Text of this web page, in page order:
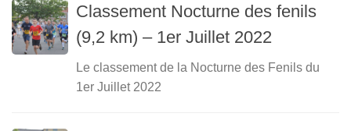
Classement Nocturne des fenils
(9,2 km) – 1er Juillet 2022
Le classement de la Nocturne des Fenils du
1er Juillet 2022